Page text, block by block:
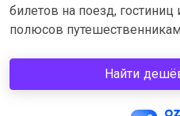
билетов на поезд,
полюсов
Найти